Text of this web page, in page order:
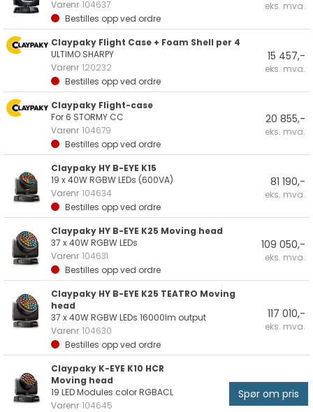
Varenr 104637
Bestilles opp ved ordre
eks. mva.
Claypaky Flight Case + Foam Shell per 4
ULTIMO SHARPY
Varenr 120232
Bestilles opp ved ordre
15 457,-
eks. mva.
Claypaky Flight-case
For 6 STORMY CC
Varenr 104679
Bestilles opp ved ordre
20 855,-
eks. mva.
Claypaky HY B-EYE K15
19 x 40W RGBW LEDs (600VA)
Varenr 104634
Bestilles opp ved ordre
81 190,-
eks. mva.
Claypaky HY B-EYE K25 Moving head
37 x 40W RGBW LEDs
Varenr 104631
Bestilles opp ved ordre
109 050,-
eks. mva.
Claypaky HY B-EYE K25 TEATRO Moving
head
37 x 40W RGBW LEDs 16000lm output
Varenr 104630
Bestilles opp ved ordre
117 010,-
eks. mva.
Claypaky K-EYE K10 HCR
Moving head
19 LED Modules color RGBACL
Varenr 104645
Spør om pris